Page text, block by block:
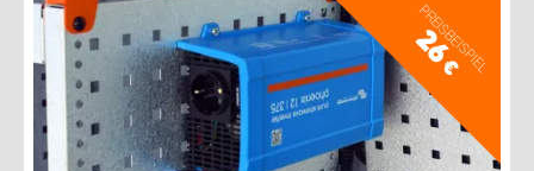
PREISBEISPIEL
26
€